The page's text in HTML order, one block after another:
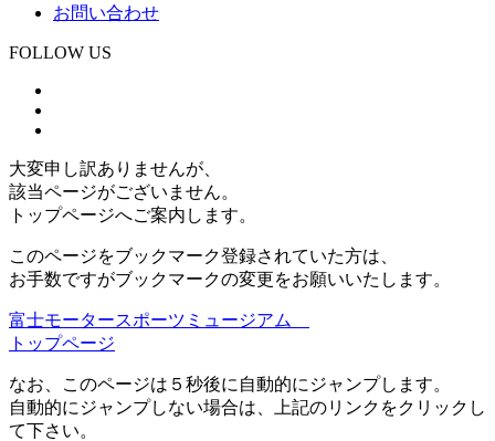
お問い合わせ
FOLLOW US
大変申し訳ありませんが、
該当ページがございません。
トップページへご案内します。
このページをブックマーク登録されていた方は、
お手数ですがブックマークの変更をお願いいたします。
富士モータースポーツミュージアム
トップページ
なお、このページは５秒後に自動的にジャンプします。
自動的にジャンプしない場合は、上記のリンクをクリックし
て下さい。